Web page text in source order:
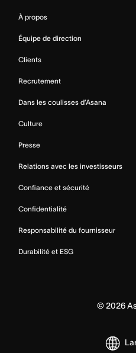
À propos
Équipe de direction
Clients
Recrutement
Dans les coulisses d’Asana
Culture
Presse
Relations avec les investisseurs
Confiance et sécurité
Confidentialité
Responsabilité du fournisseur
Durabilité et ESG
© 2026